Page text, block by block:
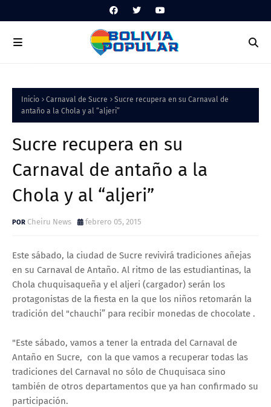
Inicio Carnaval de Sucre
Sucre recupera en su Carnaval de
antaño a la Chola y al “aljeri”
Sucre recupera en su
Carnaval de antaño a la
Chola y al “aljeri”
Cheiru News febrero 05, 2015
Este sábado, la ciudad de Sucre revivirá tradiciones añejas
en su Carnaval de Antaño. Al ritmo de las estudiantinas, la
Chola chuquisaqueña y el aljeri (cargador) serán los
protagonistas de la fiesta en la que los niños retomarán la
tradición del "chauchi” para recibir monedas de chocolate .
"Este sábado, vamos a tener la entrada del Carnaval de
Antaño en Sucre, con la que vamos a recuperar todas las
tradiciones del Carnaval no sólo de Chuquisaca sino
también de otros departamentos que ya han confirmado su
participación.